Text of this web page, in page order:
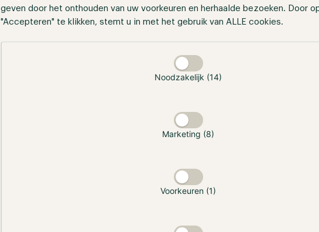
geven door het onthouden van uw voorkeuren en herhaalde bezoeken. Door
"Accepteren" te klikken, stemt u in met het gebruik van ALLE cookies.
Noodzakelijk (14)
Marketing (8)
Voorkeuren (1)
February 23, 2026